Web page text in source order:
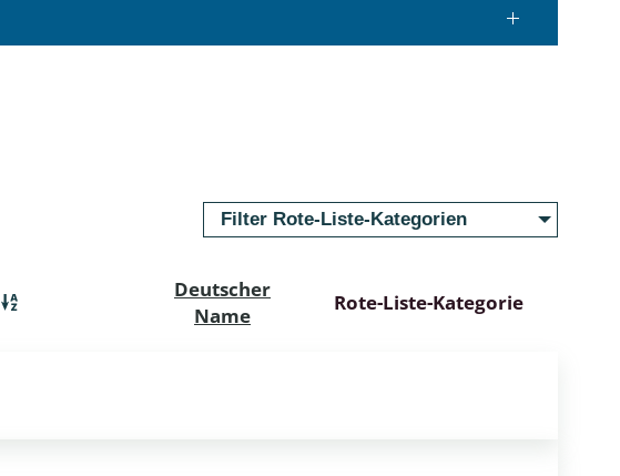
Filter Rote-Liste-Kategorien
Deutscher
Name
Rote-Liste-Kategorie